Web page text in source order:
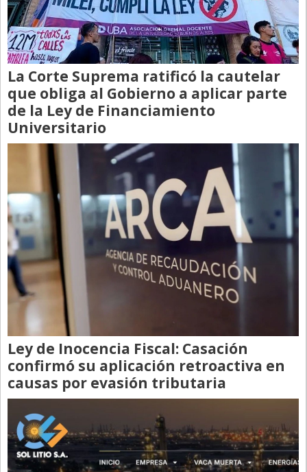
Publicidad y Marketing
Real Estate y Propiedades
Responsabilidad Social
Salidas
Santa Fe
Show Business
Sociedad
Tecnología
Tendencias
Viajes
La Corte Suprema ratificó la cautelar
que obliga al Gobierno a aplicar parte
de la Ley de Financiamiento
Universitario
Ley de Inocencia Fiscal: Casación
confirmó su aplicación retroactiva en
causas por evasión tributaria